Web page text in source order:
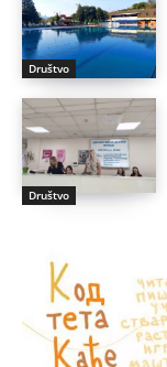
Društvo
Društvo